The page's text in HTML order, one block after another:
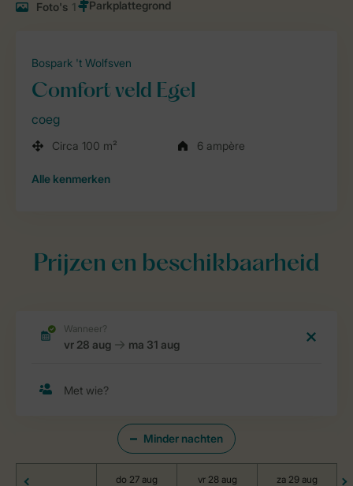
Foto's 1
Bospark 't Wolfsven
Comfort veld Egel
coeg
Circa 100 m² 6 ampère
Alle kenmerken
Prijzen en beschikbaarheid
Minder nachten
do 27 aug vr 28 aug za 29 aug